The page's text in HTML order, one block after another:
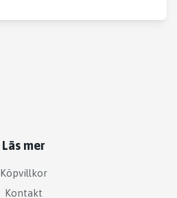
Läs mer
Köpvillkor
Kontakt